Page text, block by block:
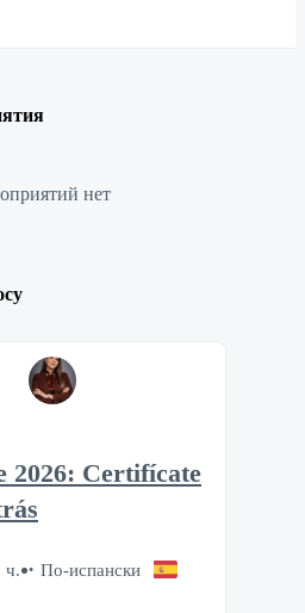
нет
2026: Certifícate
ч. По-испански